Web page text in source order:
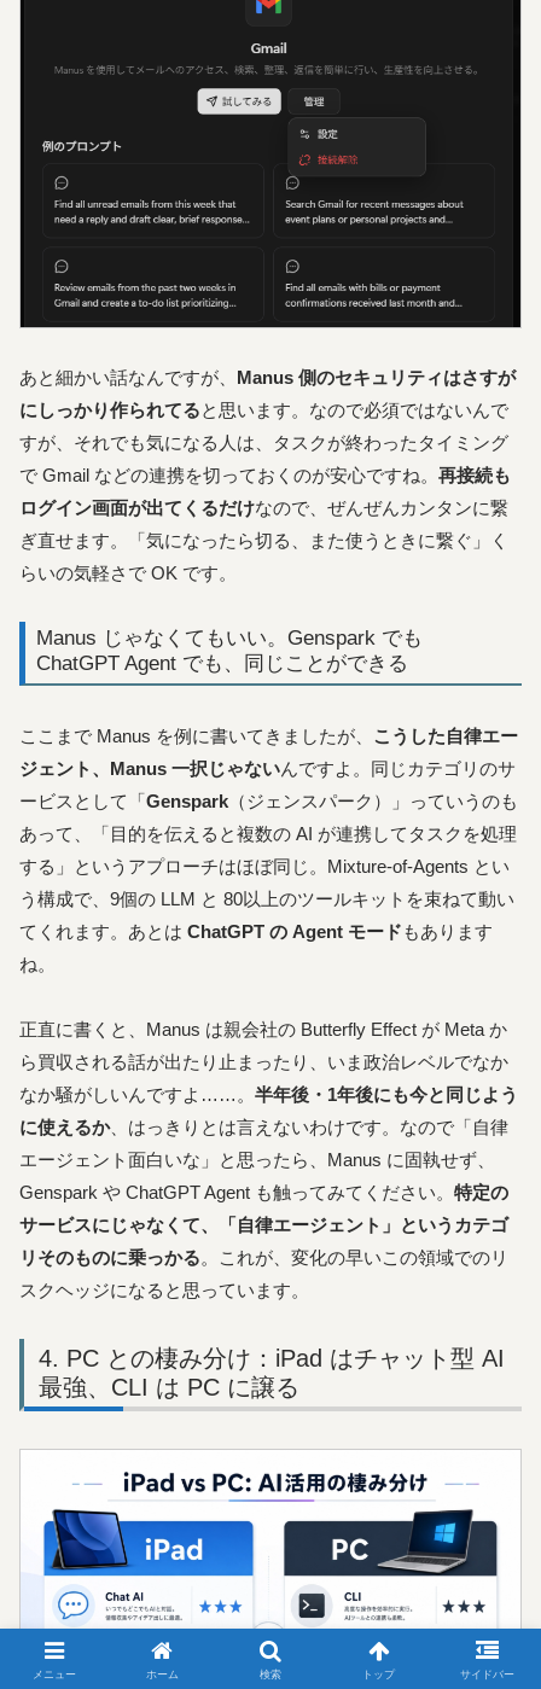
あと細かい話なんですが、 Manus 側のセキュリティはさすが
にしっかり作られてると思います。なので必須ではないんで
すが、それでも気になる人は、タスクが終わったタイミング
で Gmail などの連携を切っておくのが安心ですね。 再接続も
ログイン画面が出てくるだけなので、ぜんぜんカンタンに繋
ぎ直せます。「気になったら切る、また使うときに繋ぐ」く
らいの気軽さで OK です。
Manus じゃなくてもいい。Genspark でも
ChatGPT Agent でも、同じことができる
ここまで Manus を例に書いてきましたが、 こうした自律エー
ジェント、Manus 一択じゃないんですよ。同じカテゴリのサ
ービスとして「Genspark （ジェンスパーク）」っていうのも
あって、「目的を伝えると複数の AI が連携してタスクを処理
する」というアプローチはほぼ同じ。Mixture-of-Agents とい
う構成で、9個の LLM と 80以上のツールキットを束ねて動い
てくれます。あとは ChatGPT の Agent モード もあります
ね。
正直に書くと、Manus は親会社の Butterfly Effect が Meta か
ら買収される話が出たり止まったり、いま政治レベルでなか
なか騒がしいんですよ……。 半年後・1年後にも今と同じよう
に使えるか、はっきりとは言えないわけです。なので「自律
エージェント面白いな」と思ったら、Manus に固執せず、
Genspark や ChatGPT Agent も触ってみてください。 特定の
サービスにじゃなくて、「自律エージェント」というカテゴ
リそのものに乗っかる。これが、変化の早いこの領域でのリ
スクヘッジになると思っています。
PC との棲み分け：iPad はチャット型 AI
最強、CLI は PC に譲る
メニュー ホーム 検索 トップ サイドバー